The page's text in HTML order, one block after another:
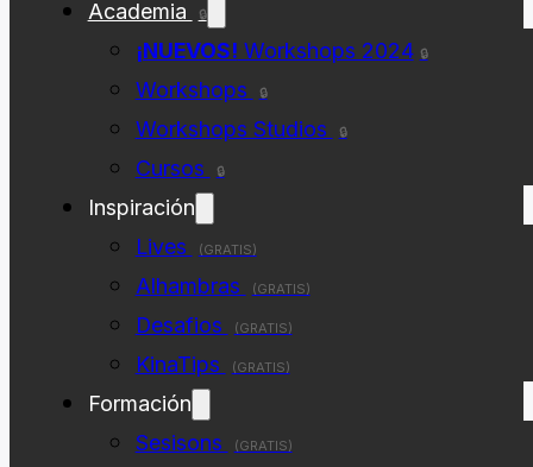
Academia 🔒
¡NUEVOS! Workshops 2024 🔒
Workshops 🔒
Workshops Studios 🔒
Cursos 🔒
Inspiración
Lives
(GRATIS)
Alhambras (GRATIS)
Desafios (GRATIS)
KinaTips (GRATIS)
Formación
Sesisons
(GRATIS)